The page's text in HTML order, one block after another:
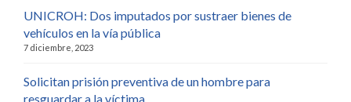
UNICROH: Dos imputados por sustraer bienes de
vehículos en la vía pública
7 diciembre, 2023
Solicitan prisión preventiva de un hombre para
resguardar a la víctima